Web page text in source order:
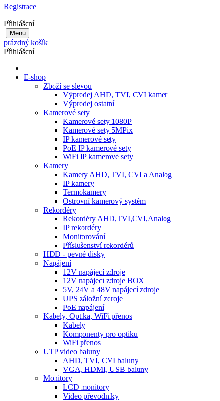
Registrace
Přihlášení
Menu
prázdný košík
Přihlášení
E-shop
Zboží se slevou
Výprodej AHD, TVI, CVI kamer
Výprodej ostatní
Kamerové sety
Kamerové sety 1080P
Kamerové sety 5MPix
IP kamerové sety
PoE IP kamerové sety
WiFi IP kamerové sety
Kamery
Kamery AHD, TVI, CVI a Analog
IP kamery
Termokamery
Ostrovní kamerový systém
Rekordéry
Rekordéry AHD,TVI,CVI,Analog
IP rekordéry
Monitorování
Příslušenství rekordérů
HDD - pevné disky
Napájení
12V napájecí zdroje
12V napájecí zdroje BOX
5V, 24V a 48V napájecí zdroje
UPS záložní zdroje
PoE napájení
Kabely, Optika, WiFi přenos
Kabely
Komponenty pro optiku
WiFi přenos
UTP video baluny
AHD, TVI, CVI baluny
VGA, HDMI, USB baluny
Monitory
LCD monitory
Video převodníky